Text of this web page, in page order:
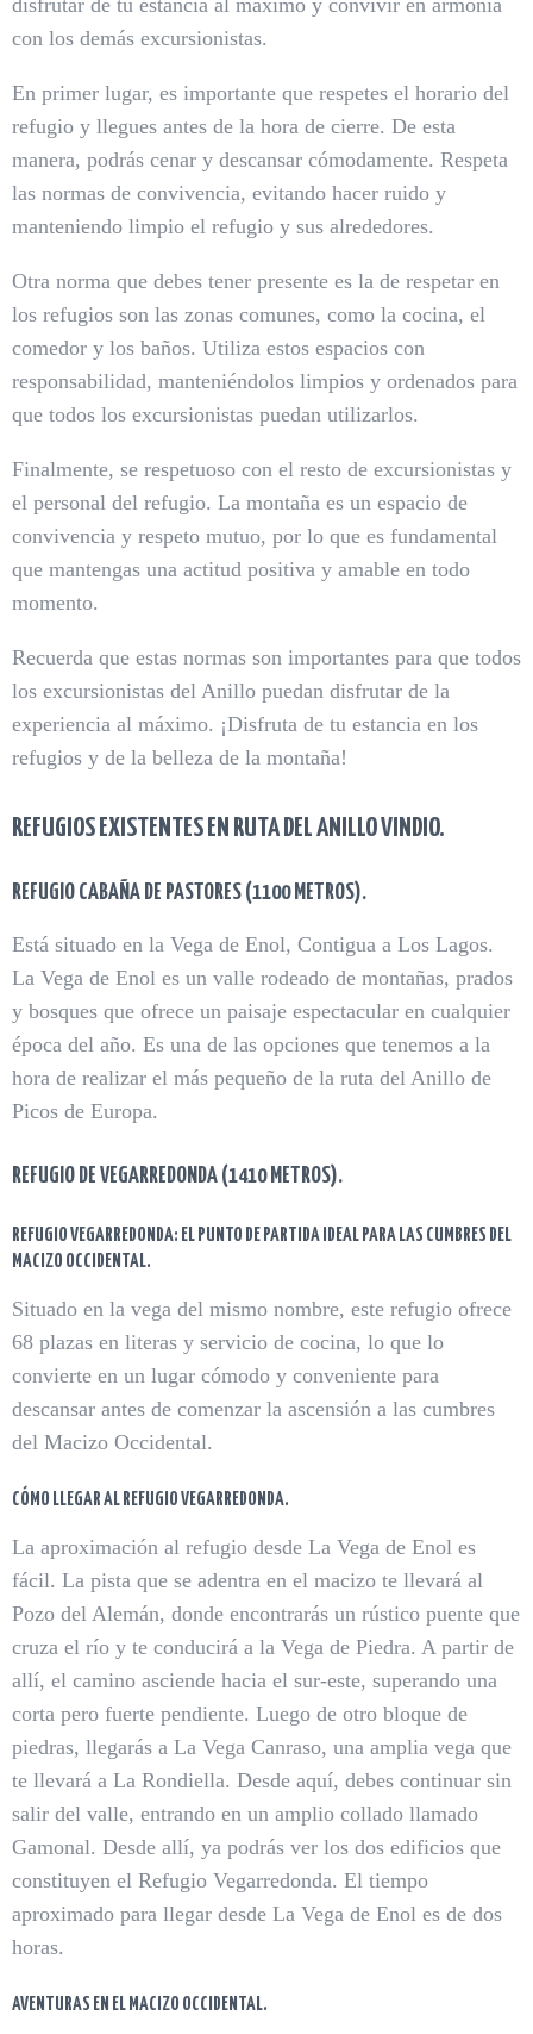
con los demás excursionistas.
En primer lugar, es importante que respetes el horario del
refugio y llegues antes de la hora de cierre. De esta
manera, podrás cenar y descansar cómodamente. Respeta
las normas de convivencia, evitando hacer ruido y
manteniendo limpio el refugio y sus alrededores.
Otra norma que debes tener presente es la de respetar en
los refugios son las zonas comunes, como la cocina, el
comedor y los baños. Utiliza estos espacios con
responsabilidad, manteniéndolos limpios y ordenados para
que todos los excursionistas puedan utilizarlos.
Finalmente, se respetuoso con el resto de excursionistas y
el personal del refugio. La montaña es un espacio de
convivencia y respeto mutuo, por lo que es fundamental
que mantengas una actitud positiva y amable en todo
momento.
Recuerda que estas normas son importantes para que todos
los excursionistas del Anillo puedan disfrutar de la
experiencia al máximo. ¡Disfruta de tu estancia en los
refugios y de la belleza de la montaña!
REFUGIOS EXISTENTES EN RUTA DEL ANILLO VINDIO.
REFUGIO CABAÑA DE PASTORES (1100 METROS).
Está situado en la Vega de Enol, Contigua a Los Lagos.
La Vega de Enol es un valle rodeado de montañas, prados
y bosques que ofrece un paisaje espectacular en cualquier
época del año. Es una de las opciones que tenemos a la
hora de realizar el más pequeño de la ruta del Anillo de
Picos de Europa.
REFUGIO DE VEGARREDONDA (1410 METROS).
REFUGIO VEGARREDONDA: EL PUNTO DE PARTIDA IDEAL PARA LAS CUMBRES DEL
MACIZO OCCIDENTAL.
Situado en la vega del mismo nombre, este refugio ofrece
68 plazas en literas y servicio de cocina, lo que lo
convierte en un lugar cómodo y conveniente para
descansar antes de comenzar la ascensión a las cumbres
del Macizo Occidental.
CÓMO LLEGAR AL REFUGIO VEGARREDONDA.
La aproximación al refugio desde La Vega de Enol es
fácil. La pista que se adentra en el macizo te llevará al
Pozo del Alemán, donde encontrarás un rústico puente que
cruza el río y te conducirá a la Vega de Piedra. A partir de
allí, el camino asciende hacia el sur-este, superando una
corta pero fuerte pendiente. Luego de otro bloque de
piedras, llegarás a La Vega Canraso, una amplia vega que
te llevará a La Rondiella. Desde aquí, debes continuar sin
salir del valle, entrando en un amplio collado llamado
Gamonal. Desde allí, ya podrás ver los dos edificios que
constituyen el Refugio Vegarredonda. El tiempo
aproximado para llegar desde La Vega de Enol es de dos
horas.
AVENTURAS EN EL MACIZO OCCIDENTAL.